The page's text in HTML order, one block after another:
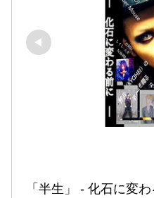
「半生」 ‐ 化石に変